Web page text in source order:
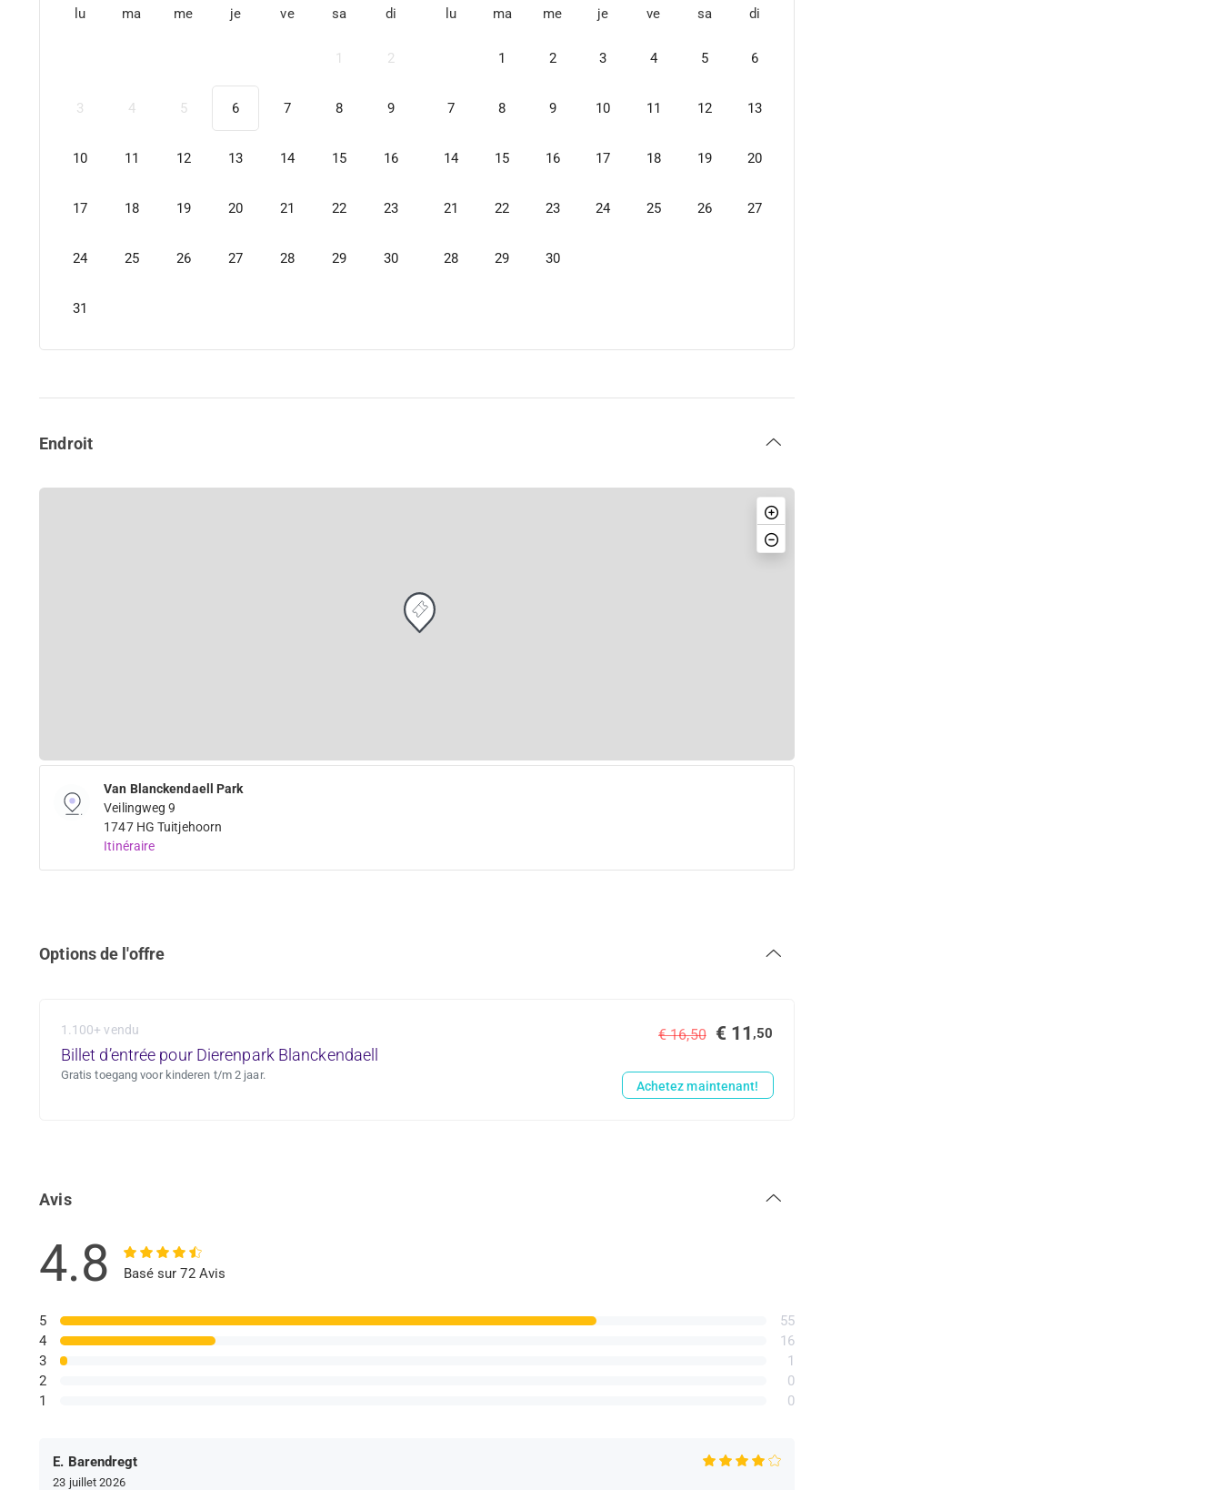
lu ma me je ve sa di
1 2
3 4 5 6 7 8 9
10 11 12 13 14 15 16
17 18 19 20 21 22 23
24 25 26 27 28 29 30
31
lu ma me je ve sa di
1 2 3 4 5 6
7 8 9 10 11 12 13
14 15 16 17 18 19 20
21 22 23 24 25 26 27
28 29 30
Endroit
Van Blanckendaell Park
Veilingweg 9
1747 HG Tuitjehoorn
Itinéraire
Options de l'offre
1.100+ vendu
Billet d’entrée pour Dierenpark Blanckendaell
Gratis toegang voor kinderen t/m 2 jaar.
€ 16,50 € 11,50
Achetez maintenant!
Avis
4.8 Basé sur 72 Avis
5
4
3
2
1
55
16
1
0
0
E. Barendregt
23 juillet 2026